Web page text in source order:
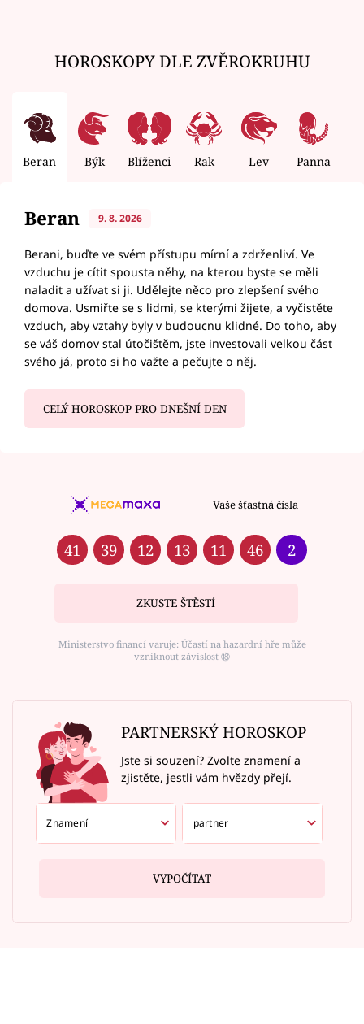
HOROSKOPY DLE ZVĚROKRUHU
Beran Býk Blíženci Rak Lev Panna
Beran 9. 8. 2026
Berani, buďte ve svém přístupu mírní a zdrženliví. Ve
vzduchu je cítit spousta něhy, na kterou byste se měli
naladit a užívat si ji. Udělejte něco pro zlepšení svého
domova. Usmiřte se s lidmi, se kterými žijete, a vyčistěte
vzduch, aby vztahy byly v budoucnu klidné. Do toho, aby
se váš domov stal útočištěm, jste investovali velkou část
svého já, proto si ho važte a pečujte o něj.
CELÝ HOROSKOP PRO DNEŠNÍ DEN
Vaše šťastná čísla
41 39 12 13 11 46 2
ZKUSTE ŠTĚSTÍ
Ministerstvo financí varuje: Účastí na hazardní hře může
vzniknout závislost ⑱
PARTNERSKÝ HOROSKOP
Jste si souzení? Zvolte znamení a
zjistěte, jestli vám hvězdy přejí.
VYPOČÍTAT